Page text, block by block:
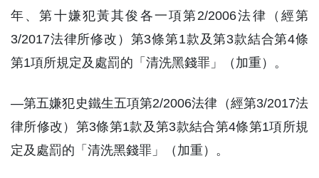
年、第十嫌犯黃其俊各一項第2/2006法律（經第
3/2017法律所修改）第3條第1款及第3款結合第4條
第1項所規定及處罰的「清洗黑錢罪」（加重）。
—第五嫌犯史鐵生五項第2/2006法律（經第3/2017法
律所修改）第3條第1款及第3款結合第4條第1項所規
定及處罰的「清洗黑錢罪」（加重）。